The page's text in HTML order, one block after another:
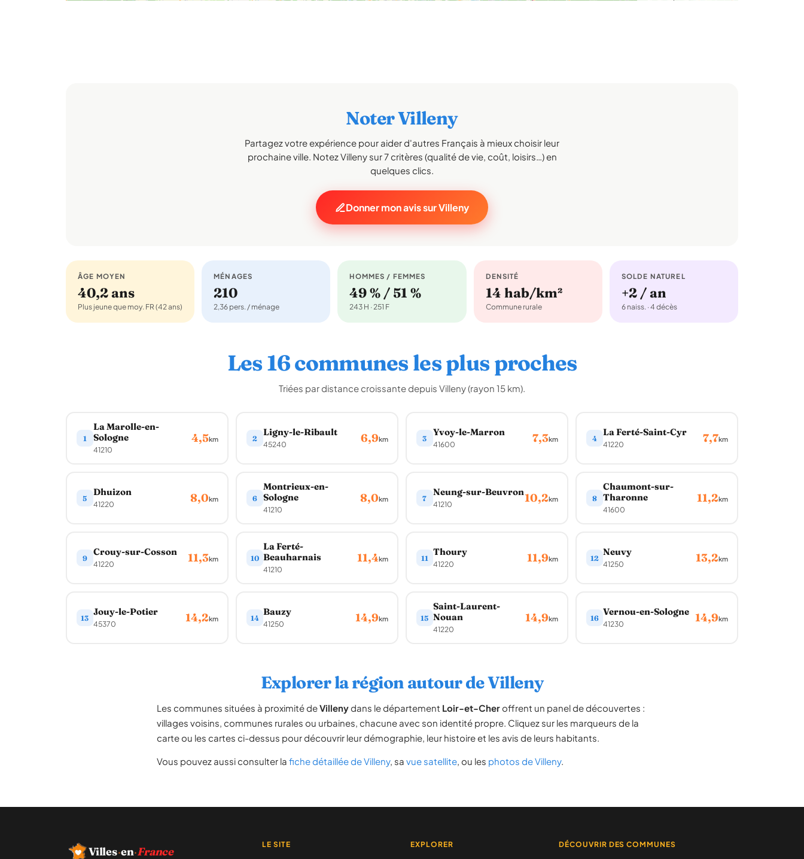
Noter Villeny
Partagez votre expérience pour aider d'autres Français à mieux choisir leur
prochaine ville. Notez Villeny sur 7 critères (qualité de vie, coût, loisirs…) en
quelques clics.
Donner mon avis sur Villeny
ÂGE MOYEN
40,2 ans
Plus jeune que moy. FR (42 ans)
MÉNAGES
210
2,36 pers. / ménage
HOMMES / FEMMES
49 % / 51 %
243 H · 251 F
DENSITÉ
14 hab/km²
Commune rurale
SOLDE NATUREL
+2 / an
6 naiss. · 4 décès
Les 16 communes les plus proches
Triées par distance croissante depuis Villeny (rayon 15 km).
1
La Marolle-en-
Sologne
41210
4,5km 2
Ligny-le-Ribault
45240 6,9km 3
Yvoy-le-Marron
41600 7,3km 4
La Ferté-Saint-Cyr
41220 7,7km
5
Dhuizon
41220 8,0km 6
Montrieux-en-
Sologne
41210
8,0km 7
Neung-sur-Beuvron
41210 10,2km 8
Chaumont-sur-
Tharonne
41600
11,2km
9
Crouy-sur-Cosson
41220 11,3km 10
La Ferté-
Beauharnais
41210
11,4km 11
Thoury
41220 11,9km 12
Neuvy
41250 13,2km
13
Jouy-le-Potier
45370 14,2km 14
Bauzy
41250 14,9km 15
Saint-Laurent-
Nouan
41220
14,9km 16
Vernou-en-Sologne
41230 14,9km
Explorer la région autour de Villeny
Les communes situées à proximité deVillenydans le département Loir-et-Cheroffrent un panel de découvertes :
villages voisins, communes rurales ou urbaines, chacune avec son identité propre. Cliquez sur les marqueurs de la
carte ou les cartes ci-dessus pour découvrir leur démographie, leur histoire et les avis de leurs habitants.
Vous pouvez aussi consulter la fiche détaillée de Villeny, sa vue satellite, ou les photos de Villeny.
Villes·en·France
LE SITE EXPLORER DÉCOUVRIR DES COMMUNES